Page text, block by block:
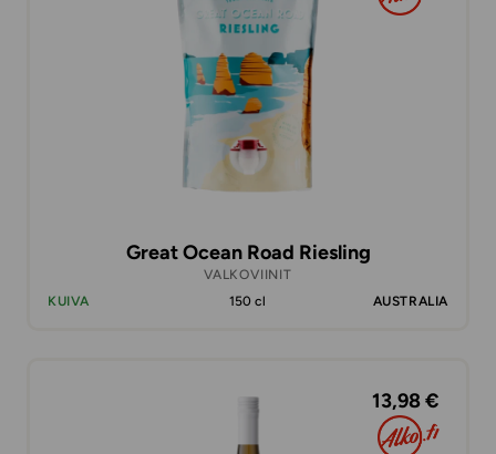
Great Ocean Road Riesling
VALKOVIINIT
KUIVA
150 cl AUSTRALIA
13,98 €